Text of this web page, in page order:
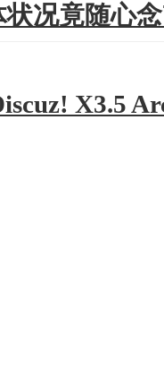
状况竟随心
X3.5